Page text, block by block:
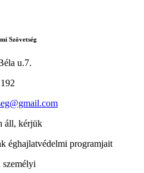
Szövetség
u.7.
áll, kérjük
éghajlatvédelmi programjait